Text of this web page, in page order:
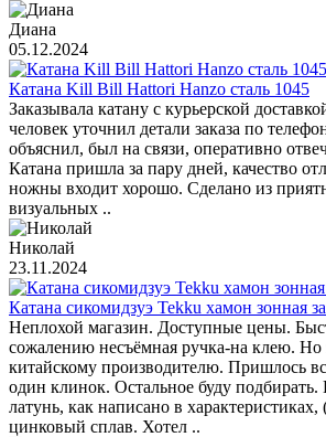
Диана
05.12.2024
Катана Kill Bill Hattori Hanzo сталь 1045
Заказывала катану с курьерской
человек уточнил детали заказа по
объяснил, был на связи, оперативно
Катана пришла за пару дней, качество
ножны входит хорошо. Сделано из
визуальных ..
Николай
23.11.2024
Катана сикомидзуэ Tekku хамон зонная
Неплохой магазин. Доступные цены.
сожалению несъёмная ручка-на клею. Но
китайскому производителю. Пришлось
один клинок. Остальное буду
латунь, как написано в характеристиках,
цинковый сплав. Хотел ..